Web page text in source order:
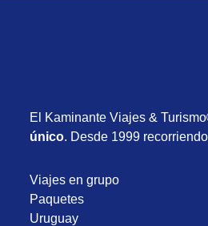
El Kaminante Viajes &
único. Desde 1999
Viajes en grupo
Paquetes
Uruguay